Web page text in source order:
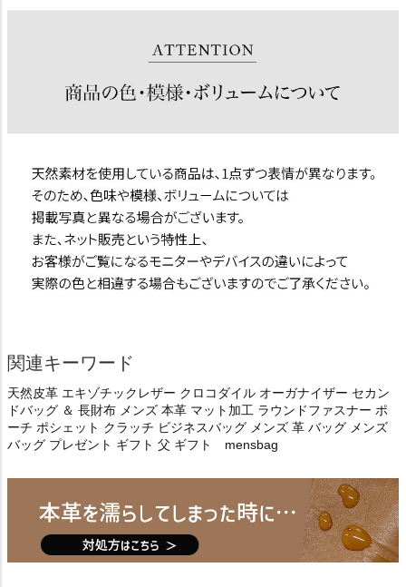
関連キーワード
天然皮革 エキゾチックレザー クロコダイル オーガナイザー セカン
ドバッグ ＆ 長財布 メンズ 本革 マット加工 ラウンドファスナー ポ
ーチ ポシェット クラッチ ビジネスバッグ メンズ 革 バッグ メンズ
バッグ プレゼント ギフト 父 ギフト mensbag